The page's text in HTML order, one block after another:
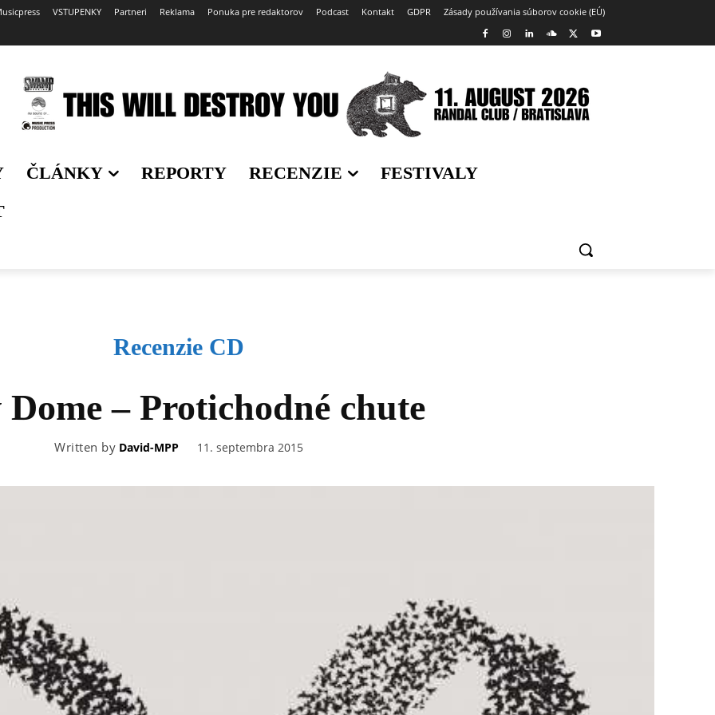
VSTUPENKY Partneri Reklama Ponuka pre redaktorov Podcast Kontakt GDPR Zásady používania súborov cookie (EÚ)
ČLÁNKY REPORTY RECENZIE
FESTIVALY
Recenzie CD
Dome – Protichodné chute
Written by David-MPP 11. septembra 2015